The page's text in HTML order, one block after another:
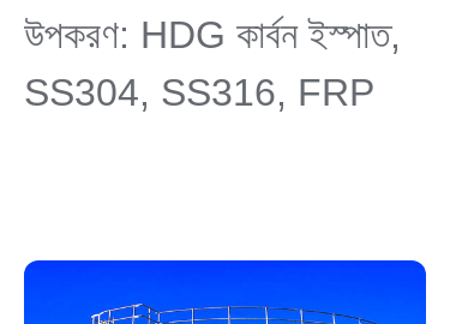
উপকরণ: HDG কার্বন ইস্পাত,
SS304, SS316, FRP